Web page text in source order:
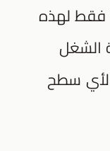
فقط لهذه
الشغل
لأي سطح